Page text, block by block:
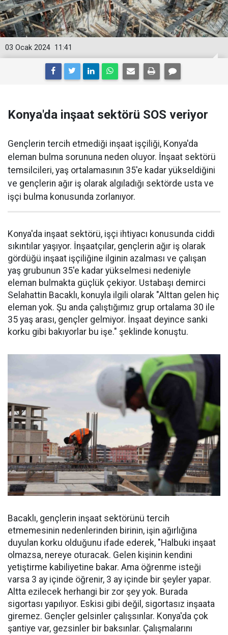
11:41
03 Ocak 2024
Konya'da inşaat sektörü SOS veriyor
Gençlerin tercih etmediği inşaat işçiliği, Konya'da
eleman bulma sorununa neden oluyor. İnşaat sektörü
temsilcileri, yaş ortalamasının 35'e kadar yükseldiğini
ve gençlerin ağır iş olarak algıladığı sektörde usta ve
işçi bulma konusunda zorlanıyor.
Konya'da inşaat sektörü, işçi ihtiyacı konusunda ciddi
sıkıntılar yaşıyor. İnşaatçılar, gençlerin ağır iş olarak
gördüğü inşaat işçiliğine ilginin azalması ve çalışan
yaş grubunun 35'e kadar yükselmesi nedeniyle
eleman bulmakta güçlük çekiyor. Ustabaşı demirci
Selahattin Bacaklı, konuyla ilgili olarak "Alttan gelen hiç
eleman yok. Şu anda çalıştığımız grup ortalama 30 ile
35 yaş arası, gençler gelmiyor. İnşaat deyince sanki
korku gibi bakıyorlar bu işe." şeklinde konuştu.
Bacaklı, gençlerin inşaat sektörünü tercih
etmemesinin nedenlerinden birinin, işin ağırlığına
duyulan korku olduğunu ifade ederek, "Halbuki inşaat
olmazsa, nereye oturacak. Gelen kişinin kendini
yetiştirme kabiliyetine bakar. Ama öğrenme isteği
varsa 3 ay içinde öğrenir, 3 ay içinde bir şeyler yapar.
Altta ezilecek herhangi bir zor şey yok. Burada
sigortası yapılıyor. Eskisi gibi değil, sigortasız inşaata
giremez. Gençler gelsinler çalışsınlar. Konya'da çok
şantiye var, gezsinler bir baksınlar. Çalışmalarını